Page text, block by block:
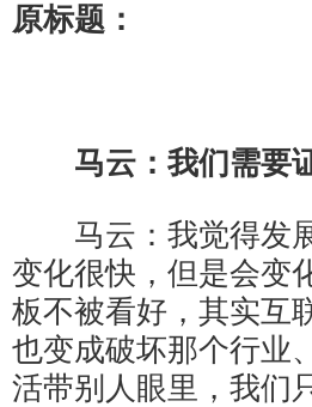
原标题：
马云：我们需要
马云：我觉得发展
变化很快，但是会变
板不被看好，其实互
也变成破坏那个行业
活带别人眼里，我们